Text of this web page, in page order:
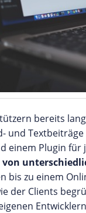
bereits
und
einem Plugin
zu einem
Clients